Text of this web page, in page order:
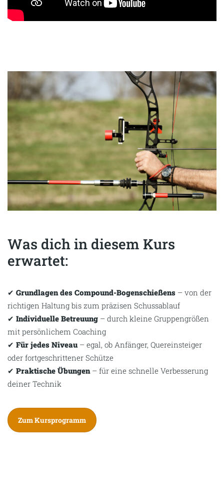
Was dich in diesem Kurs
erwartet:
✔ Grundlagen des Compound-Bogenschießens – von der
richtigen Haltung bis zum präzisen Schussablauf
✔ Individuelle Betreuung – durch kleine Gruppengrößen
mit persönlichem Coaching
✔ Für jedes Niveau– egal, ob Anfänger, Quereinsteiger
oder fortgeschrittener Schütze
✔ Praktische Übungen– für eine schnelle Verbesserung
deiner Technik
Zum Kursprogramm